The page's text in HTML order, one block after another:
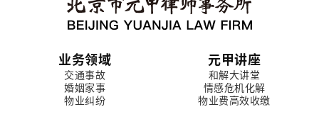
业务领域
交通事故
婚姻家事
物业纠纷
元甲讲座
和解大讲堂
情感危机化解
物业费高效收缴